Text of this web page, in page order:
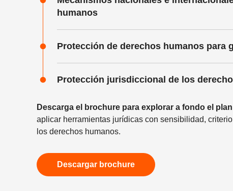
humanos
Protección de derechos humanos para
Protección jurisdiccional de los
Descarga el brochure para explorar a fondo el
aplicar herramientas jurídicas con sensibilidad,
los derechos humanos.
Descargar brochure